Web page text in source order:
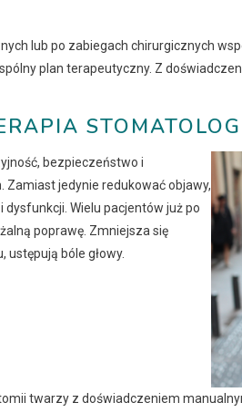
lub po zabiegach chirurgicznych
plan terapeutyczny. Z
bezpieczeństwo i
Zamiast jedynie redukować objawy,
Wielu pacjentów już po
poprawę. Zmniejsza się
ustępują bóle głowy.
twarzy z doświadczeniem